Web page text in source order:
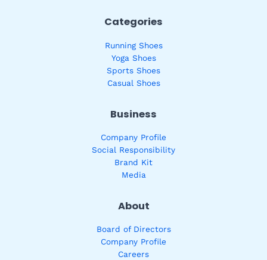
Categories
Running Shoes
Yoga Shoes
Sports Shoes
Casual Shoes
Business
Company Profile
Social Responsibility
Brand Kit
Media
About
Board of Directors
Company Profile
Careers